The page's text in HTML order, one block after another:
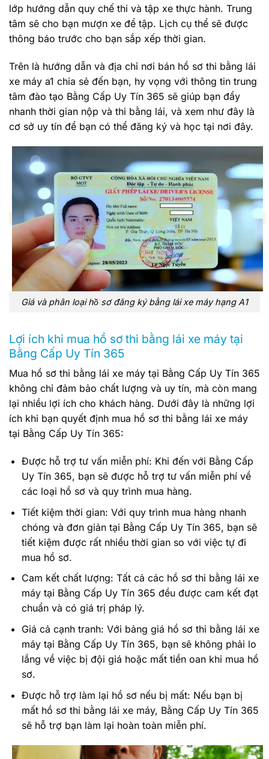
lớp hướng dẫn quy chế thi và tập xe thực hành. Trung
tâm sẽ cho bạn mượn xe để tập. Lịch cụ thể sẽ được
thông báo trước cho bạn sắp xếp thời gian.
Trên là hướng dẫn và địa chỉ nơi bán hồ sơ thi bằng lái
xe máy a1 chia sẻ đến bạn, hy vọng với thông tin trung
tâm đào tạo Bằng Cấp Uy Tín 365 sẽ giúp bạn đẩy
nhanh thời gian nộp và thi bằng lái, và xem như đây là
cơ sở uy tín để bạn có thể đăng ký và học tại nơi đây.
Giá và phân loại hồ sơ đăng ký bằng lái xe máy hạng A1
Lợi ích khi mua hồ sơ thi bằng lái xe máy tại
Bằng Cấp Uy Tín 365
Mua hồ sơ thi bằng lái xe máy tại Bằng Cấp Uy Tín 365
không chỉ đảm bảo chất lượng và uy tín, mà còn mang
lại nhiều lợi ích cho khách hàng. Dưới đây là những lợi
ích khi bạn quyết định mua hồ sơ thi bằng lái xe máy
tại Bằng Cấp Uy Tín 365:
Được hỗ trợ tư vấn miễn phí: Khi đến với Bằng Cấp
Uy Tín 365, bạn sẽ được hỗ trợ tư vấn miễn phí về
các loại hồ sơ và quy trình mua hàng.
Tiết kiệm thời gian: Với quy trình mua hàng nhanh
chóng và đơn giản tại Bằng Cấp Uy Tín 365, bạn sẽ
tiết kiệm được rất nhiều thời gian so với việc tự đi
mua hồ sơ.
Cam kết chất lượng: Tất cả các hồ sơ thi bằng lái xe
máy tại Bằng Cấp Uy Tín 365 đều được cam kết đạt
chuẩn và có giá trị pháp lý.
Giá cả cạnh tranh: Với bảng giá hồ sơ thi bằng lái xe
máy tại Bằng Cấp Uy Tín 365, bạn sẽ không phải lo
lắng về việc bị đội giá hoặc mất tiền oan khi mua hồ
sơ.
Được hỗ trợ làm lại hồ sơ nếu bị mất: Nếu bạn bị
mất hồ sơ thi bằng lái xe máy, Bằng Cấp Uy Tín 365
sẽ hỗ trợ bạn làm lại hoàn toàn miễn phí.